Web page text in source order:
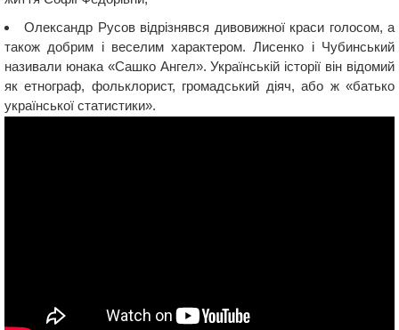
Олександр Русов відрізнявся дивовижної краси голосом, а
також добрим і веселим характером. Лисенко і Чубинський
називали юнака «Сашко Ангел». Українській історії він відомий
як етнограф, фольклорист, громадський діяч, або ж «батько
української статистики».